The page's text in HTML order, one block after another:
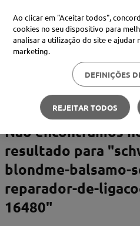
Procure no Marketplace Médis
Pesquisas mais comuns
xiaomi
3º now
4º cerave
Não encontramos
resultado para "
blondme-balsamo-
reparador-de-
16480"
Ao clicar em "Aceitar todos",
cookies no seu dispositivo para
analisar a utilização do site e ajudar
marketing.
DEFINIÇÕES
REJEITAR TODOS